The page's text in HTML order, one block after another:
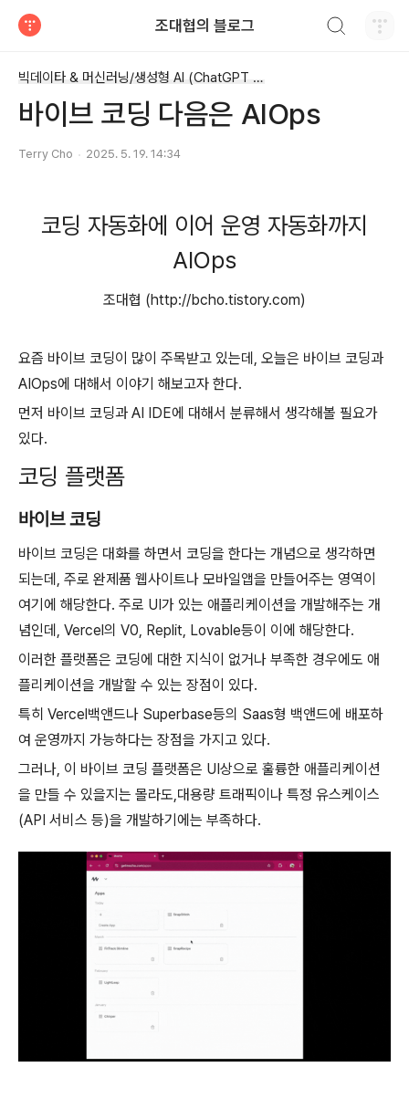
조대협의 블로그
빅데이타 & 머신러닝/생성형 AI (ChatGPT etc)
바이브 코딩 다음은 AIOps
Terry Cho 2025. 5. 19. 14:34
코딩 자동화에 이어 운영 자동화까지
AIOps
조대협 (http://bcho.tistory.com)
요즘 바이브 코딩이 많이 주목받고 있는데, 오늘은 바이브 코딩과
AIOps에 대해서 이야기 해보고자 한다.
먼저 바이브 코딩과 AI IDE에 대해서 분류해서 생각해볼 필요가
있다.
코딩 플랫폼
바이브 코딩
바이브 코딩은 대화를 하면서 코딩을 한다는 개념으로 생각하면
되는데, 주로 완제품 웹사이트나 모바일앱을 만들어주는 영역이
여기에 해당한다. 주로 UI가 있는 애플리케이션을 개발해주는 개
념인데, Vercel의 V0, Replit, Lovable등이 이에 해당한다.
이러한 플랫폼은 코딩에 대한 지식이 없거나 부족한 경우에도 애
플리케이션을 개발할 수 있는 장점이 있다.
특히 Vercel백앤드나 Superbase등의 Saas형 백앤드에 배포하
여 운영까지 가능하다는 장점을 가지고 있다.
그러나, 이 바이브 코딩 플랫폼은 UI상으로 훌륭한 애플리케이션
을 만들 수 있을지는 몰라도,대용량 트래픽이나 특정 유스케이스
(API 서비스 등)을 개발하기에는 부족하다.